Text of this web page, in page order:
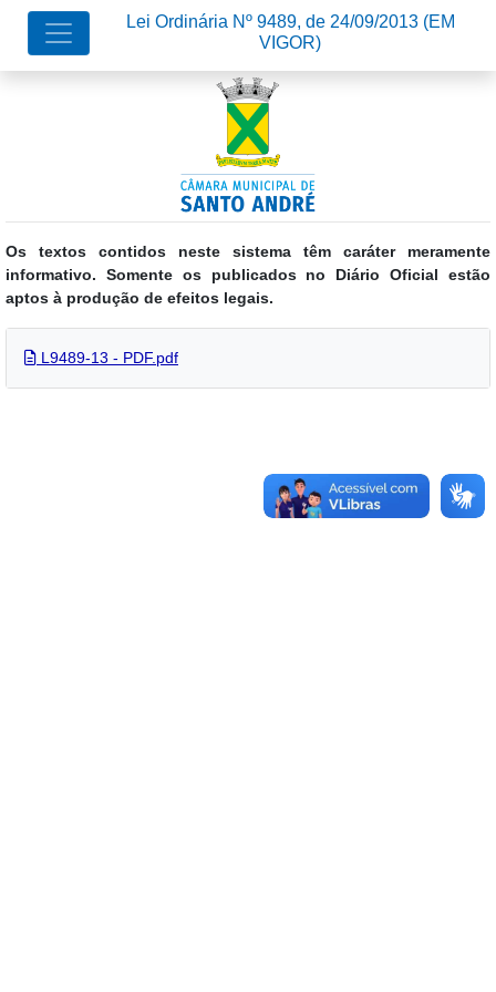
Os textos contidos neste sistema têm caráter meramente
informativo. Somente os publicados no Diário Oficial estão
aptos à produção de efeitos legais.
Lei Ordinária Nº 9489, de 24/09/2013 (EM
VIGOR)
L9489-13 - PDF.pdf